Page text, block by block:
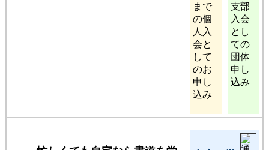
まで
の個
人入
会と
して
のお
申し
込み
支部
入会
とし
ての
団体
申し
込み